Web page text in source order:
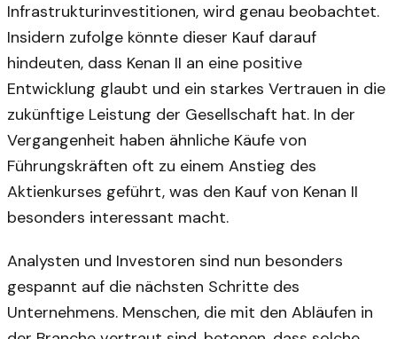
Infrastrukturinvestitionen, wird genau beobachtet.
Insidern zufolge könnte dieser Kauf darauf
hindeuten, dass Kenan II an eine positive
Entwicklung glaubt und ein starkes Vertrauen in die
zukünftige Leistung der Gesellschaft hat. In der
Vergangenheit haben ähnliche Käufe von
Führungskräften oft zu einem Anstieg des
Aktienkurses geführt, was den Kauf von Kenan II
besonders interessant macht.
Analysten und Investoren sind nun besonders
gespannt auf die nächsten Schritte des
Unternehmens. Menschen, die mit den Abläufen in